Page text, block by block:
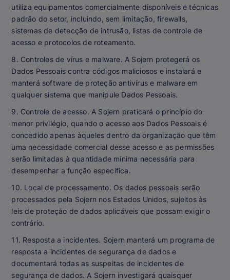
utiliza equipamentos comercialmente disponíveis e técnicas
padrão do setor, incluindo, sem limitação, firewalls,
sistemas de detecção de intrusão, listas de controle de
acesso e protocolos de roteamento.
8. Controles de vírus e malware. A Sojern protegerá os
Dados Pessoais contra códigos maliciosos e instalará e
manterá software de proteção antivírus e malware em
qualquer sistema que manipule Dados Pessoais.
9. Controle de acesso. A Sojern praticará o princípio do
menor privilégio, quando o acesso aos Dados Pessoais é
concedido apenas àqueles dentro da organização que têm
uma necessidade comercial desse acesso e as permissões
serão limitadas à quantidade mínima necessária para
desempenhar a função específica.
10. Local de processamento. Os dados pessoais serão
processados pela Sojern nos Estados Unidos, sujeitos às
leis de proteção de dados aplicáveis que possam exigir o
contrário.
11. Resposta a incidentes. Sojern manterá um programa de
resposta a incidentes de segurança de dados e
documentará todas as suspeitas de incidentes de
segurança de dados. A Sojern investigará quaisquer